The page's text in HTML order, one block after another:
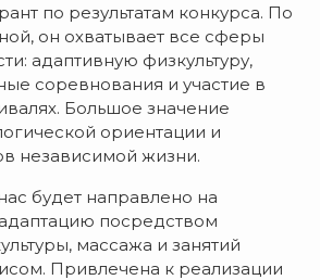
по результатам конкурса. По
он охватывает все сферы
адаптивную физкультуру,
соревнования и участие в
Большое значение
ориентации и
независимой жизни.
будет направлено на
посредством
массажа и занятий
Привлечена к реализации